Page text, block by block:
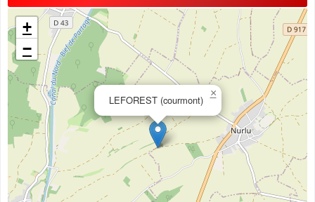
LEFOREST (courmont)
×
+
−